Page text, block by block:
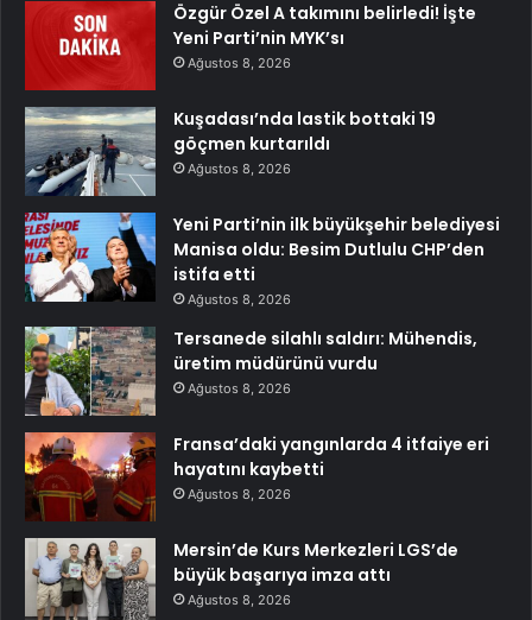
Özgür Özel A takımını belirledi! İşte
Yeni Parti’nin MYK’sı
Ağustos 8, 2026
Kuşadası’nda lastik bottaki 19
göçmen kurtarıldı
Ağustos 8, 2026
Yeni Parti’nin ilk büyükşehir belediyesi
Manisa oldu: Besim Dutlulu CHP’den
istifa etti
Ağustos 8, 2026
Tersanede silahlı saldırı: Mühendis,
üretim müdürünü vurdu
Ağustos 8, 2026
Fransa’daki yangınlarda 4 itfaiye eri
hayatını kaybetti
Ağustos 8, 2026
Mersin’de Kurs Merkezleri LGS’de
büyük başarıya imza attı
Ağustos 8, 2026